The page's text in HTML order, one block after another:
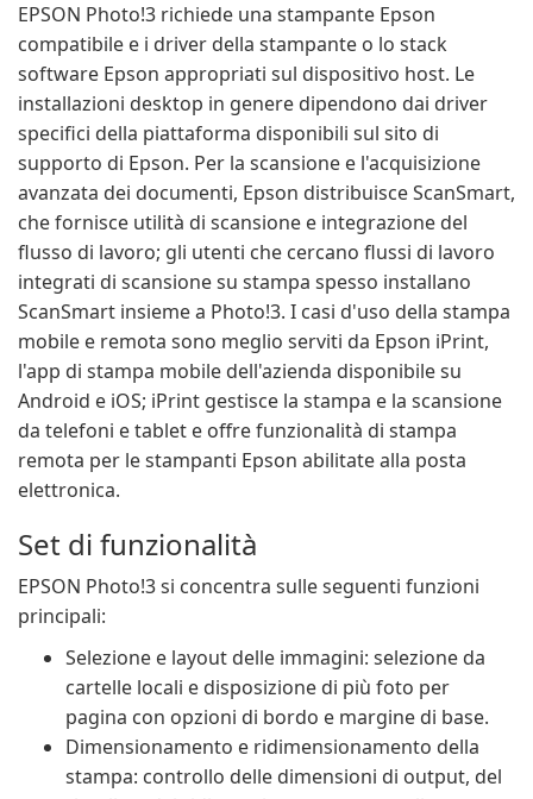
EPSON Photo!3 richiede una stampante Epson
compatibile e i driver della stampante o lo stack
software Epson appropriati sul dispositivo host. Le
installazioni desktop in genere dipendono dai driver
specifici della piattaforma disponibili sul sito di
supporto di Epson. Per la scansione e l'acquisizione
avanzata dei documenti, Epson distribuisce ScanSmart,
che fornisce utilità di scansione e integrazione del
flusso di lavoro; gli utenti che cercano flussi di lavoro
integrati di scansione su stampa spesso installano
ScanSmart insieme a Photo!3. I casi d'uso della stampa
mobile e remota sono meglio serviti da Epson iPrint,
l'app di stampa mobile dell'azienda disponibile su
Android e iOS; iPrint gestisce la stampa e la scansione
da telefoni e tablet e offre funzionalità di stampa
remota per le stampanti Epson abilitate alla posta
elettronica.
Set di funzionalità
EPSON Photo!3 si concentra sulle seguenti funzioni
principali:
Selezione e layout delle immagini: selezione da
cartelle locali e disposizione di più foto per
pagina con opzioni di bordo e margine di base.
Dimensionamento e ridimensionamento della
stampa: controllo delle dimensioni di output, del